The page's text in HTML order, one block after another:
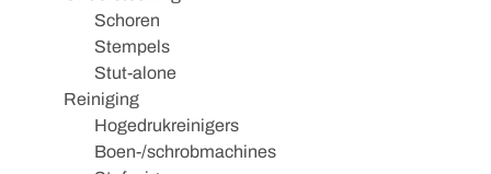
Schoren
Stempels
Stut-alone
Reiniging
Hogedrukreinigers
Boen-/schrobmachines